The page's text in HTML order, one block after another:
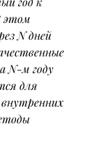
этом
N дней
N-м году
для
внутренних